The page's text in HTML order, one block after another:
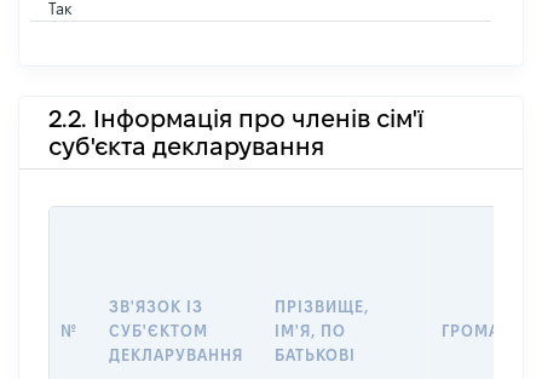
Так
2.2. Інформація про членів сім'ї
суб'єкта декларування
№
ЗВ'ЯЗОК ІЗ
СУБ'ЄКТОМ
ДЕКЛАРУВАННЯ
ПРІЗВИЩЕ,
ІМ'Я, ПО
БАТЬКОВІ